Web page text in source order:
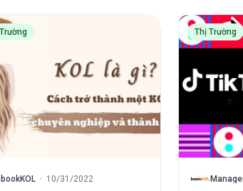
bookKOL · 10/31/2022
Thị Trường
B